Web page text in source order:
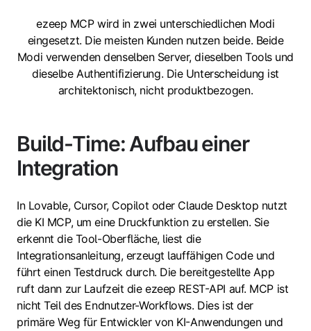
ezeep MCP wird in zwei unterschiedlichen Modi
eingesetzt. Die meisten Kunden nutzen beide. Beide
Modi verwenden denselben Server, dieselben Tools und
dieselbe Authentifizierung. Die Unterscheidung ist
architektonisch, nicht produktbezogen.
Build-Time: Aufbau einer
Integration
In Lovable, Cursor, Copilot oder Claude Desktop nutzt
die KI MCP, um eine Druckfunktion zu erstellen. Sie
erkennt die Tool-Oberfläche, liest die
Integrationsanleitung, erzeugt lauffähigen Code und
führt einen Testdruck durch. Die bereitgestellte App
ruft dann zur Laufzeit die ezeep REST-API auf. MCP ist
nicht Teil des Endnutzer-Workflows. Dies ist der
primäre Weg für Entwickler von KI-Anwendungen und